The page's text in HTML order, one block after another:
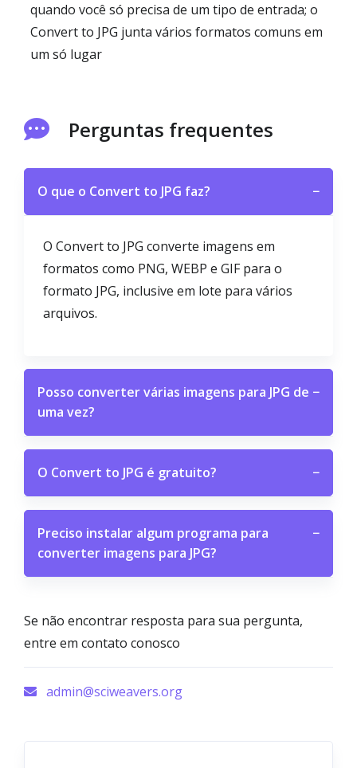
quando você só precisa de um tipo de entrada; o
Convert to JPG junta vários formatos comuns em
um só lugar
Perguntas frequentes
O que o Convert to JPG faz? −
O Convert to JPG converte imagens em
formatos como PNG, WEBP e GIF para o
formato JPG, inclusive em lote para vários
arquivos.
Posso converter várias imagens para JPG de
uma vez?
−
O Convert to JPG é gratuito? −
Preciso instalar algum programa para
converter imagens para JPG?
−
Se não encontrar resposta para sua pergunta,
entre em contato conosco
admin@sciweavers.org